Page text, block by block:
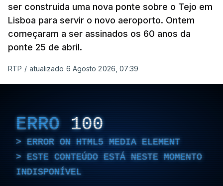
ser construida uma nova ponte sobre o Tejo em
Lisboa para servir o novo aeroporto. Ontem
começaram a ser assinados os 60 anos da
ponte 25 de abril.
RTP / atualizado 6 Agosto 2026, 07:39
ERRO 100
ERROR ON HTML5 MEDIA ELEMENT
ESTE CONTEÚDO ESTÁ NESTE MOMENTO
INDISPONÍVEL